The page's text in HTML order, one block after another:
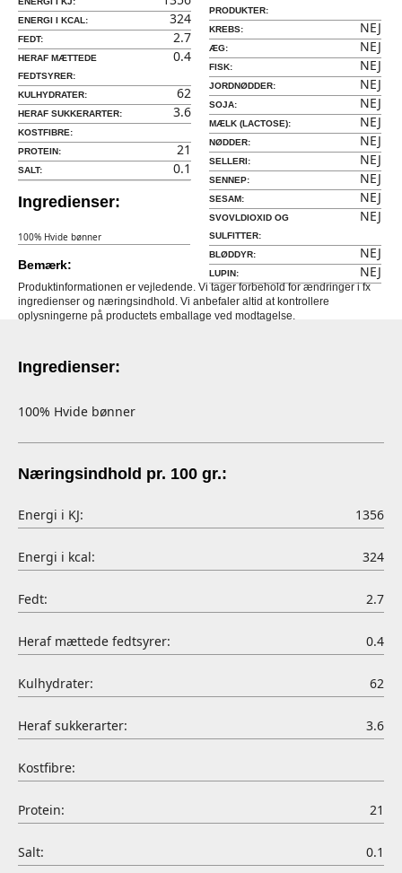
ENERGI I KCAL: 324
FEDT: 2.7
HERAF MÆTTEDE
FEDTSYRER:
0.4
KULHYDRATER: 62
HERAF SUKKERARTER: 3.6
KOSTFIBRE:
PROTEIN:
21
SALT: 0.1
Ingredienser:
100% Hvide bønner
PRODUKTER:
KREBS:
NEJ
ÆG: NEJ
FISK: NEJ
JORDNØDDER: NEJ
SOJA: NEJ
MÆLK (LACTOSE): NEJ
NØDDER: NEJ
SELLERI: NEJ
SENNEP: NEJ
SESAM: NEJ
SVOVLDIOXID OG
SULFITTER:
NEJ
BLØDDYR: NEJ
LUPIN: NEJ
Bemærk:
Produktinformationen er vejledende. Vi tager forbehold for ændringer i fx
ingredienser og næringsindhold. Vi anbefaler altid at kontrollere
oplysningerne på productets emballage ved modtagelse.
Ingredienser:
100% Hvide bønner
Næringsindhold pr. 100 gr.:
Energi i KJ: 1356
Energi i kcal: 324
Fedt: 2.7
Heraf mættede fedtsyrer: 0.4
Kulhydrater: 62
Heraf sukkerarter: 3.6
Kostfibre:
Protein: 21
Salt: 0.1